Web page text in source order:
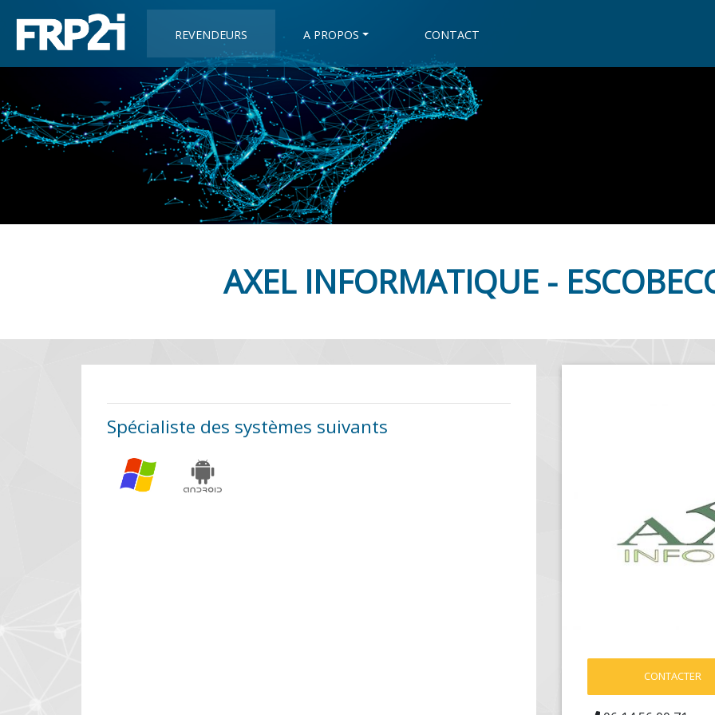
REVENDEURS A PROPOS CONTACT
AXEL INFORMATIQUE -
Spécialiste des systèmes suivants
CONTACTER